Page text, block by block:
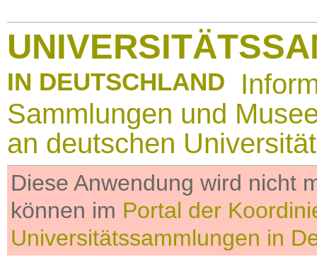
IN DEUTSCHLAND
Sammlungen und
an deutschen
Diese Anwendung wird nicht
können im Portal der
Universitätssammlungen in